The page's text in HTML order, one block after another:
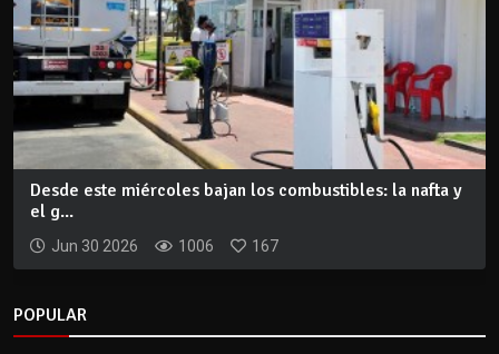
Desde este miércoles bajan los combustibles: la nafta y
el g...
Jun 30 2026 1006 167
POPULAR